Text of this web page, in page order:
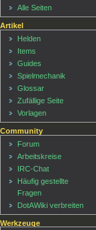
Alle Seiten
Artikel
Helden
Items
Guides
Spielmechanik
Glossar
Zufällige Seite
Vorlagen
Community
Forum
Arbeitskreise
IRC-Chat
Häufig gestellte
Fragen
DotAWiki verbreiten
Werkzeuge